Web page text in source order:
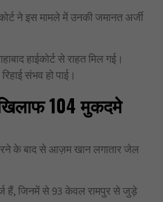
ने इस मामले में उनकी जमानत अर्जी
हाईकोर्ट से राहत मिल गई।
संभव हो पाई।
104 मुकदमे
के बाद से आज़म खान लगातार जेल
हैं, जिनमें से 93 केवल रामपुर से जुड़े